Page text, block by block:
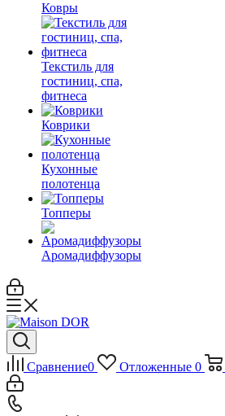
Ковры
Текстиль для
гостиниц, спа,
фитнеса
Коврики
Кухонные
полотенца
Топперы
Аромадиффузоры
Сравнение0 Отложенные 0